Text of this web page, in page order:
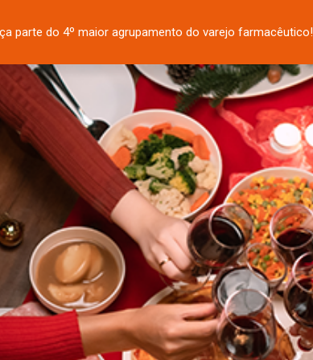
parte do 4º maior agrupamento do varejo farmacêutico!